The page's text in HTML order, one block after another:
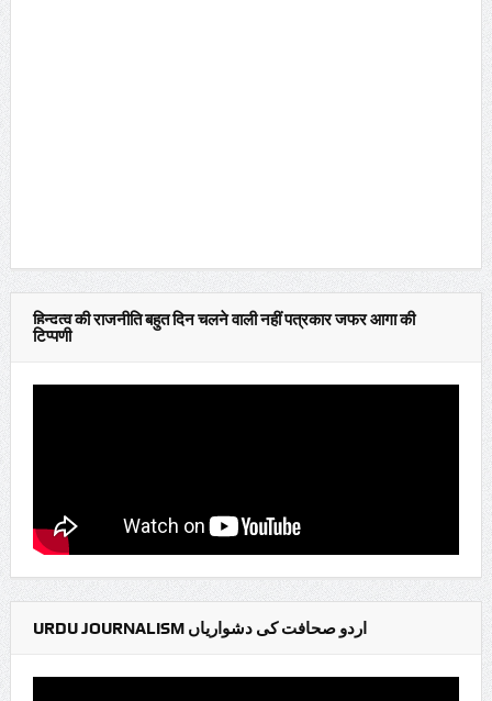
हिन्दुत्व की राजनीति बहुत दिन चलने वाली नहीं पत्रकार जफर आगा की
टिप्पणी
URDU JOURNALISM اردو صحافت کی دشواریاں